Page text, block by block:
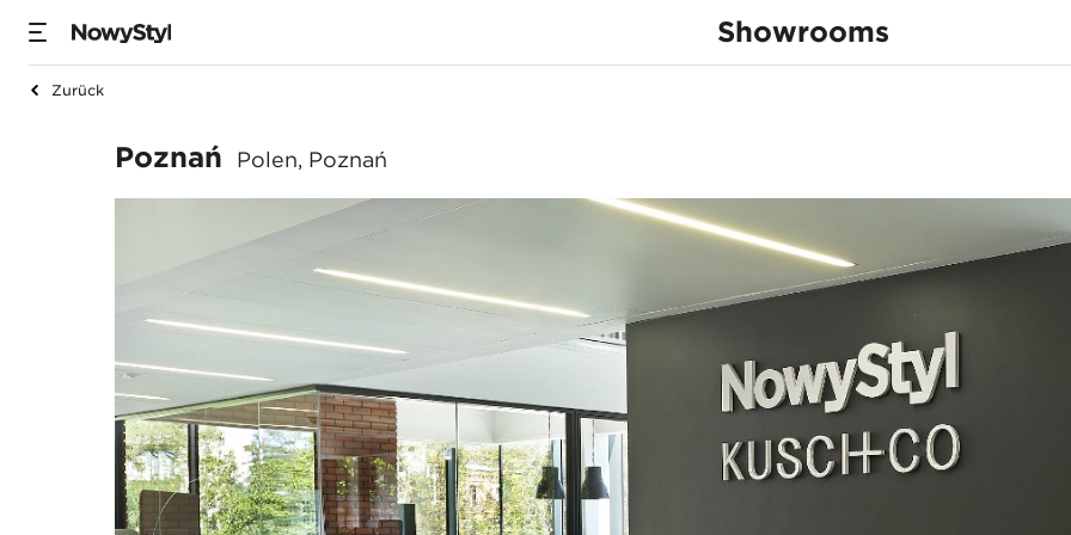
Showrooms
Zurück
Poznań
Poznań Polen, Poznań